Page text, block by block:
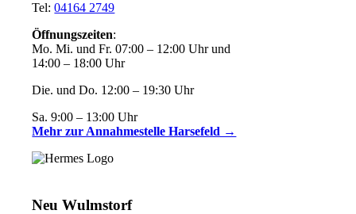
Tel:04164 2749
Öffnungszeiten:
Mo. Mi. und Fr. 07:00 – 12:00 Uhr und
14:00 – 18:00 Uhr
Die. und Do. 12:00 – 19:30 Uhr
Sa. 9:00 – 13:00 Uhr
Mehr zur Annahmestelle Harsefeld →
Neu Wulmstorf